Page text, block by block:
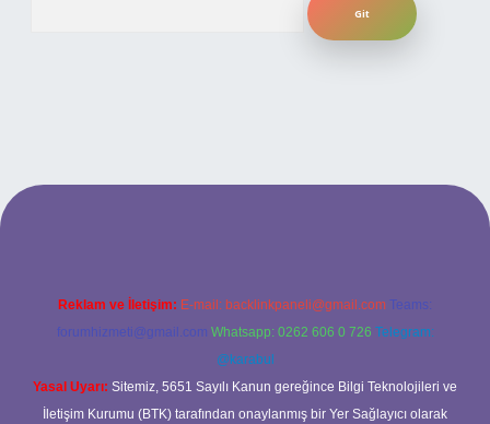
Reklam ve İletişim: E-mail: backlinkpaneli@gmail.com Teams:
forumhizmeti@gmail.com Whatsapp: 0262 606 0 726 Telegram:
@karabul
Yasal Uyarı: Sitemiz, 5651 Sayılı Kanun gereğince Bilgi Teknolojileri ve
İletişim Kurumu (BTK) tarafından onaylanmış bir Yer Sağlayıcı olarak